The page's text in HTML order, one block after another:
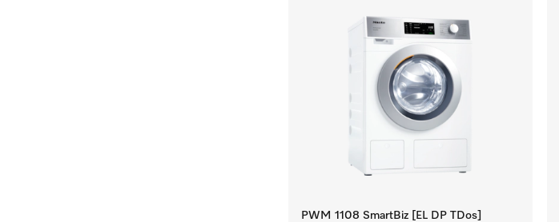
PWM 1108 SmartBiz [EL DP TDos]